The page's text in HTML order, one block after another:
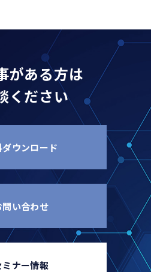
がある方は
ください
ウンロード
問い合わせ
ミナー情報